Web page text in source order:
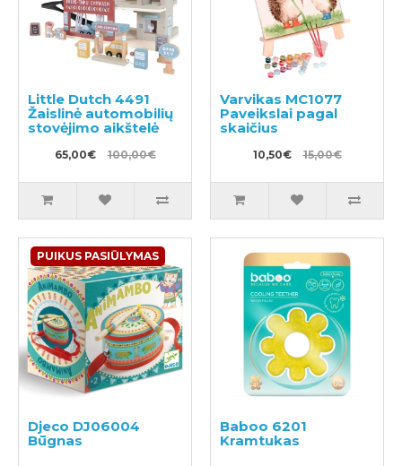
Little Dutch 4491
Žaislinė automobilių
stovėjimo aikštelė
65,00€ 100,00€
Varvikas MC1077
Paveikslai pagal
skaičius
10,50€ 15,00€
PUIKUS PASIŪLYMAS
Djeco DJ06004
Būgnas
Baboo 6201
Kramtukas